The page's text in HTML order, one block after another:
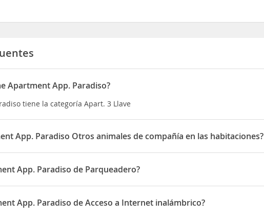
Apartment App. Paradiso?
tiene la categoría Apart. 3 Llave
App. Paradiso Otros animales de compañía en las habitaciones?
permite Otros animales de compañía en las habitaciones
App. Paradiso de Parqueadero?
dispone de Parqueadero
App. Paradiso de Acceso a Internet inalámbrico?